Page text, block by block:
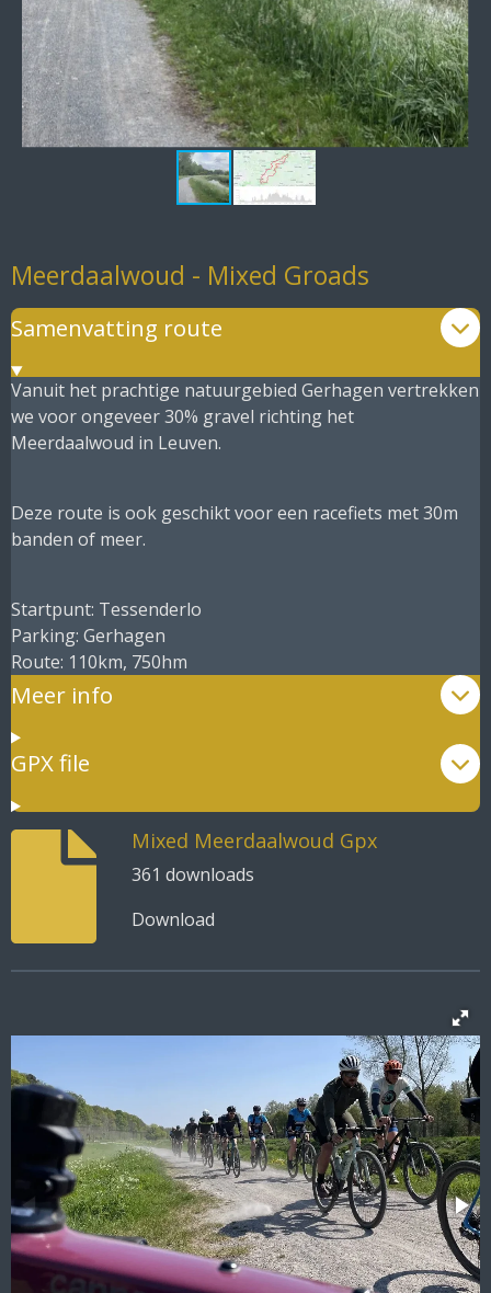
Meerdaalwoud - Mixed Groads
Samenvatting route
Vanuit het prachtige natuurgebied Gerhagen vertrekken
we voor ongeveer 30% gravel richting het
Meerdaalwoud in Leuven.
Deze route is ook geschikt voor een racefiets met 30m
banden of meer.
Startpunt: Tessenderlo
Parking: Gerhagen
Route: 110km, 750hm
Meer info
GPX file
Mixed Meerdaalwoud Gpx
361 downloads
Download